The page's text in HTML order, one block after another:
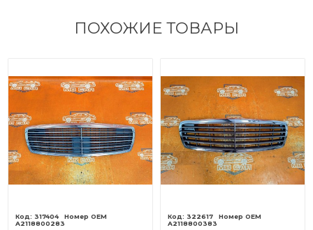
ПОХОЖИЕ ТОВАРЫ
317404
A2118800283
322617
A2118800383